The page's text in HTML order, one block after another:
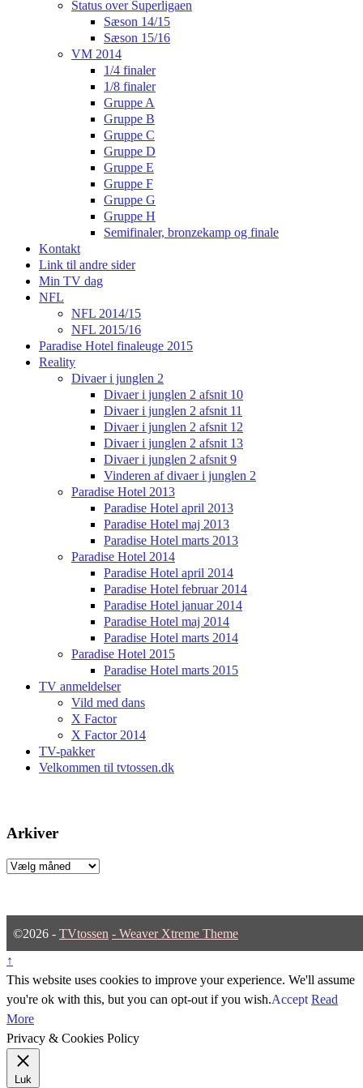
Status over Superligaen
Sæson 14/15
Sæson 15/16
VM 2014
1/4 finaler
1/8 finaler
Gruppe A
Gruppe B
Gruppe C
Gruppe D
Gruppe E
Gruppe F
Gruppe G
Gruppe H
Semifinaler, bronzekamp og finale
Kontakt
Link til andre sider
Min TV dag
NFL
NFL 2014/15
NFL 2015/16
Paradise Hotel finaleuge 2015
Reality
Divaer i junglen 2
Divaer i junglen 2 afsnit 10
Divaer i junglen 2 afsnit 11
Divaer i junglen 2 afsnit 12
Divaer i junglen 2 afsnit 13
Divaer i junglen 2 afsnit 9
Vinderen af divaer i junglen 2
Paradise Hotel 2013
Paradise Hotel april 2013
Paradise Hotel maj 2013
Paradise Hotel marts 2013
Paradise Hotel 2014
Paradise Hotel april 2014
Paradise Hotel februar 2014
Paradise Hotel januar 2014
Paradise Hotel maj 2014
Paradise Hotel marts 2014
Paradise Hotel 2015
Paradise Hotel marts 2015
TV anmeldelser
Vild med dans
X Factor
X Factor 2014
TV-pakker
Velkommen til tvtossen.dk
Arkiver
Arkiver
©2026 - TVtossen - Weaver Xtreme Theme
↑
This website uses cookies to improve your experience. We'll assume
you're ok with this, but you can opt-out if you wish.Accept Read
More
Privacy & Cookies Policy
Luk